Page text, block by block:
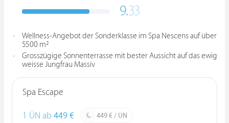
9.33
Wellness-Angebot der Sonderklasse im Spa Nescens auf über
5500 m²
Grosszügige Sonnenterrasse mit bester Aussicht auf das ewig
weisse Jungfrau Massiv
Spa Escape
1 ÜN ab 449 € 449 € / ÜN